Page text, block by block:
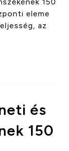
eleme
az
és
150